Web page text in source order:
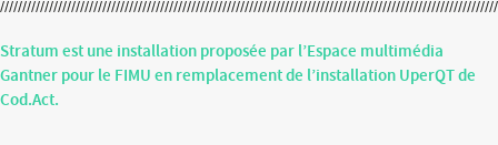
Stratum est une installation proposée par l’Espace multimédia
Gantner pour le FIMU en remplacement de l’installation UperQT de
Cod.Act.